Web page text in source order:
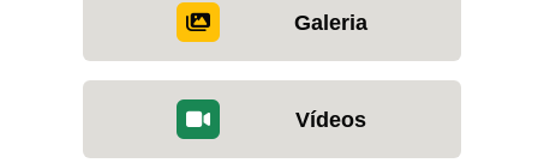
Galeria
Vídeos